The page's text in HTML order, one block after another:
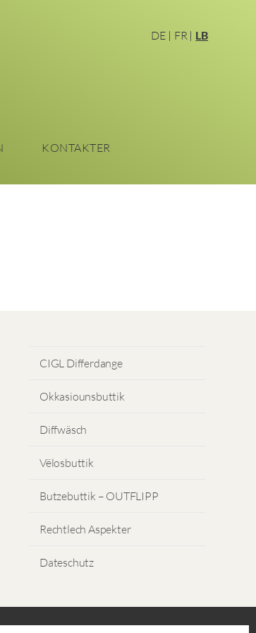
DE FR LB
KONTAKTER
CIGL Differdange
Okkasiounsbuttik
Diffwäsch
Vëlosbuttik
Butzebuttik – OUTFLIPP
Rechtlech Aspekter
Dateschutz